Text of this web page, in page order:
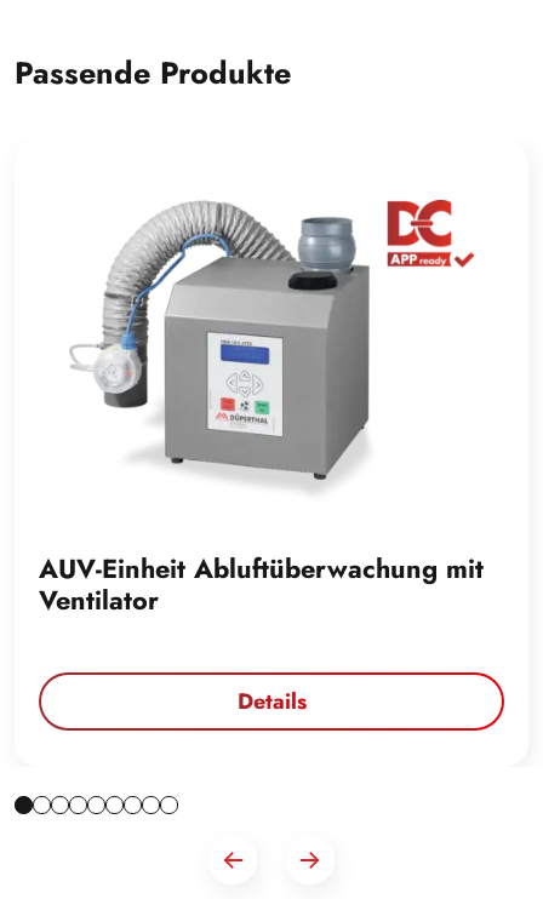
Passende Produkte
AUV-Einheit Abluftüberwachung mit
Ventilator
Details